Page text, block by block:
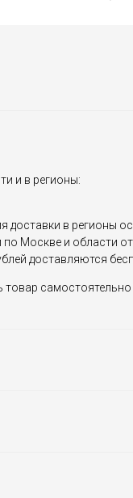
и в регионы:
доставки в регионы
по Москве и области
доставляются